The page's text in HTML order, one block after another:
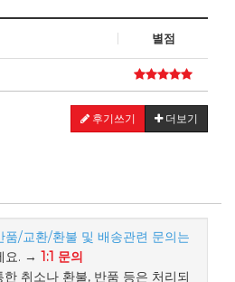
별점
후기쓰기 더보기
품/교환/환불 및 배송관련 문의는
요. → 1:1 문의
취소나 환불, 반품 등은 처리되